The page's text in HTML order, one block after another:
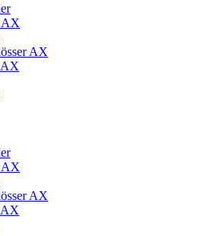
AX
AX
AX
AX
AX
AX